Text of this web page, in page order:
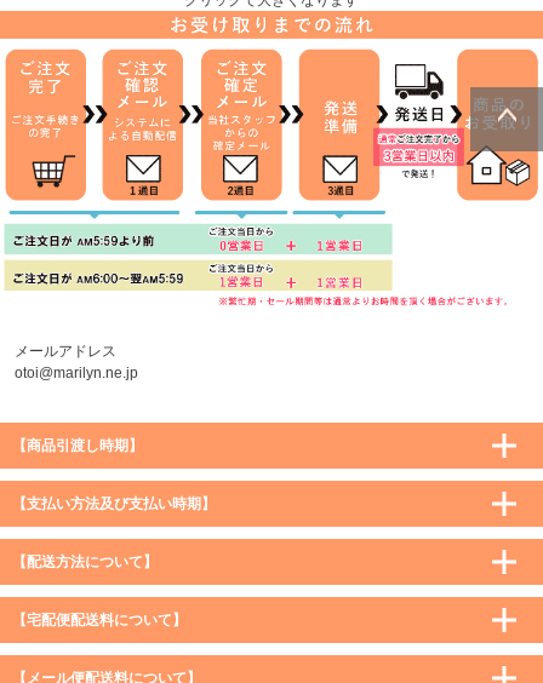
ページトッ
プへ
メールアドレス
otoi@marilyn.ne.jp
【商品引渡し時期】
【支払い方法及び支払い時期】
【配送方法について】
【宅配便配送料について】
購入価格 ／ 地域 通常 沖縄・離島など一部地域
【メール便配送料について】